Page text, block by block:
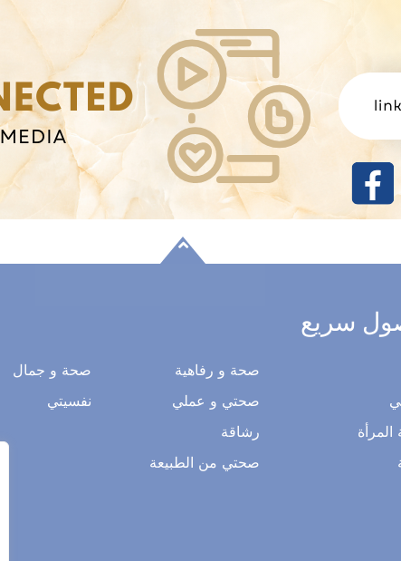
سريع
صحة و رفاهية
صحتي و عملي
رشاقة
صحتي من الطبيعة
صحة و جمال
نفسيتي